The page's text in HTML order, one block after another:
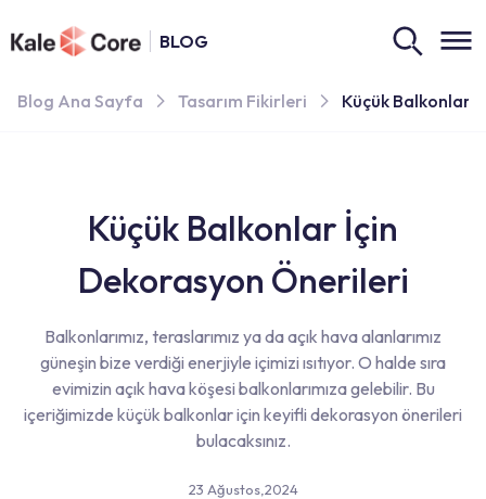
BLOG
Blog Ana Sayfa Tasarım Fikirleri Küçük Balkonlar
Küçük Balkonlar İçin
Dekorasyon Önerileri
Balkonlarımız, teraslarımız ya da açık hava alanlarımız
güneşin bize verdiği enerjiyle içimizi ısıtıyor. O halde sıra
evimizin açık hava köşesi balkonlarımıza gelebilir. Bu
içeriğimizde küçük balkonlar için keyifli dekorasyon önerileri
bulacaksınız.
23 Ağustos,2024